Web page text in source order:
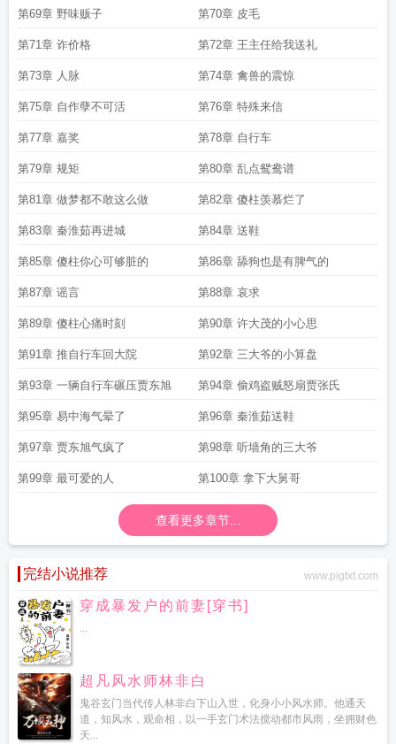
第69章 野味贩子 第70章 皮毛
第71章 诈价格 第72章 王主任给我送礼
第73章 人脉 第74章 禽兽的震惊
第75章 自作孽不可活 第76章 特殊来信
第77章 嘉奖 第78章 自行车
第79章 规矩 第80章 乱点鸳鸯谱
第81章 做梦都不敢这么做 第82章 傻柱羡慕烂了
第83章 秦淮茹再进城 第84章 送鞋
第85章 傻柱你心可够脏的 第86章 舔狗也是有脾气的
第87章 谣言 第88章 哀求
第89章 傻柱心痛时刻 第90章 许大茂的小心思
第91章 推自行车回大院 第92章 三大爷的小算盘
第93章 一辆自行车碾压贾东旭 第94章 偷鸡盗贼怒扇贾张氏
第95章 易中海气晕了 第96章 秦淮茹送鞋
第97章 贾东旭气疯了 第98章 听墙角的三大爷
第99章 最可爱的人 第100章 拿下大舅哥
查看更多章节...
完结小说推荐 www.pigtxt.com
穿成暴发户的前妻[穿书]
...
超凡风水师林非白
鬼谷玄门当代传人林非白下山入世，化身小小风水师。他通天
道，知风水，观命相，以一手玄门术法搅动都市风雨，坐拥财色
天...